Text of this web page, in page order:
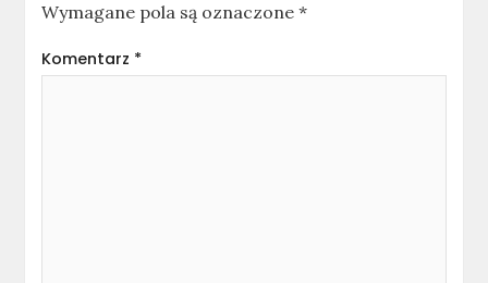
Wymagane pola są oznaczone*
Komentarz *